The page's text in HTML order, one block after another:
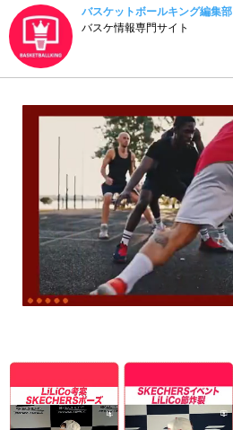
バスケットボールキング編集部
バスケ情報専門サイト